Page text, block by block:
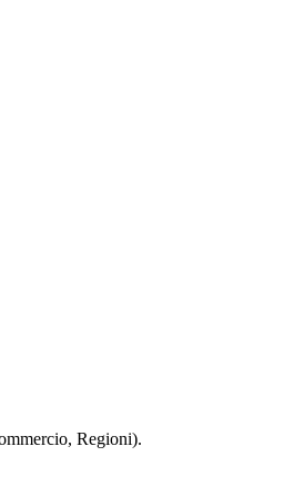
Regioni).